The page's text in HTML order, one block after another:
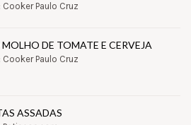
Paulo Cruz
DE TOMATE E CERVEJA
Paulo Cruz
ASSADAS